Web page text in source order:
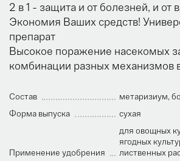
2 в 1 - защита и от болезней, и от
Экономия Ваших средств!
препарат
Высокое поражение насекомых
комбинации разных механизмов
Состав
метаризиум,
Форма выпуска
сухая
Применение удобрения
для овощных
ягодных
лиственных